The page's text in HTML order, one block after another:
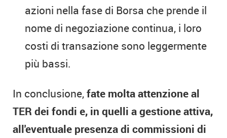
azioni nella fase di Borsa che prende il
nome di negoziazione continua, i loro
costi di transazione sono leggermente
più bassi.
In conclusione,fate molta attenzione al
TER dei fondi e, in quelli a gestione attiva,
all'eventuale presenza di commissioni di